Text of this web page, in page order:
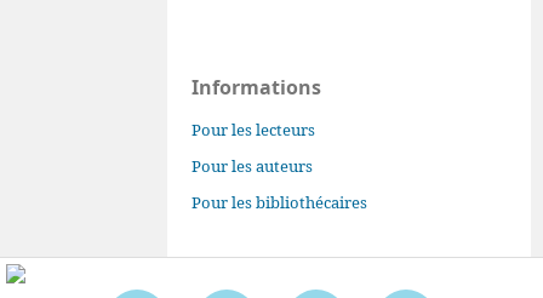
Informations
Pour les lecteurs
Pour les auteurs
Pour les bibliothécaires